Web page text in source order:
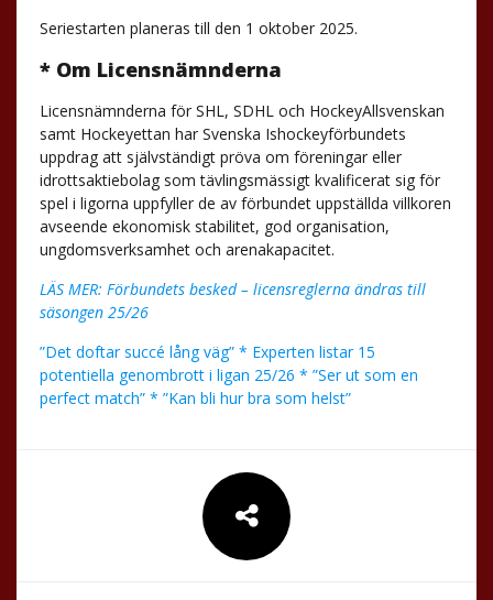
Seriestarten planeras till den 1 oktober 2025.
* Om Licensnämnderna
Licensnämnderna för SHL, SDHL och HockeyAllsvenskan
samt Hockeyettan har Svenska Ishockeyförbundets
uppdrag att självständigt pröva om föreningar eller
idrottsaktiebolag som tävlingsmässigt kvalificerat sig för
spel i ligorna uppfyller de av förbundet uppställda villkoren
avseende ekonomisk stabilitet, god organisation,
ungdomsverksamhet och arenakapacitet.
LÄS MER: Förbundets besked – licensreglerna ändras till
säsongen 25/26
”Det doftar succé lång väg” * Experten listar 15
potentiella genombrott i ligan 25/26 * ”Ser ut som en
perfect match” * ”Kan bli hur bra som helst”